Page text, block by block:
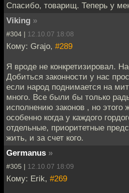
Спасибо, товарищ. Теперь у
Viking »
#304 | 12.10.07 18:08
Кому: Grajo, #289
Я вроде не конкретизировал.
Добиться законности у нас
если народ поднимается на
много. Все были бы только
исполнению законов , но этого
особенно когда у каждого
отдельные, приоритетные
жить, и за счет кого.
Germanus »
#305 | 12.10.07 18:09
Кому: Erik, #269